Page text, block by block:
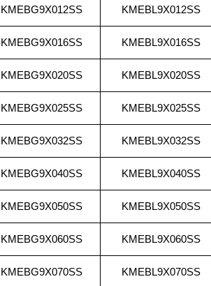
KMEBG9X012SS KMEBL9X012SS
KMEBG9X016SS KMEBL9X016SS
KMEBG9X020SS KMEBL9X020SS
KMEBG9X025SS KMEBL9X025SS
KMEBG9X032SS KMEBL9X032SS
KMEBG9X040SS KMEBL9X040SS
KMEBG9X050SS KMEBL9X050SS
KMEBG9X060SS KMEBL9X060SS
KMEBG9X070SS KMEBL9X070SS